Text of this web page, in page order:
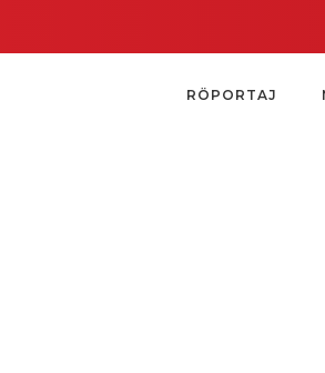
İngiltere’ye Kısa Bir Yolculuk
RÖPORTAJ